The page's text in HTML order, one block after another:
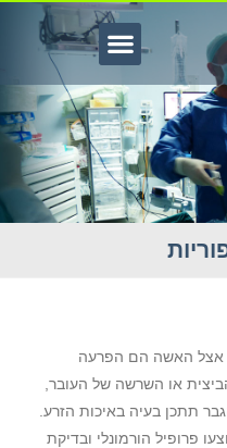
אצל האשה הם הפרעה
או השרשה של העובר,
תתכן בעיה באיכות הזרע.
פרופיל הורמונלי ובדיקת